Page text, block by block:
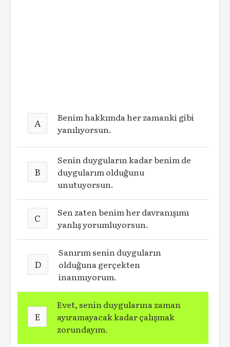
A
Benim hakkımda her zamanki gibi
yanılıyorsun.
B
Senin duyguların kadar benim de
duygularım olduğunu
unutuyorsun.
C
Sen zaten benim her davranışımı
yanlış yorumluyorsun.
D
Sanırım senin duyguların
olduğuna gerçekten
inanmıyorum.
E
Evet, senin duygularına zaman
ayıramayacak kadar çalışmak
zorundayım.